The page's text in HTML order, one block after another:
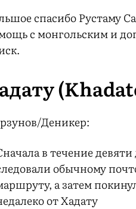
спасибо Рустаму
с монгольским и
Деникер:
в течение
обычному
а затем
от Хадату